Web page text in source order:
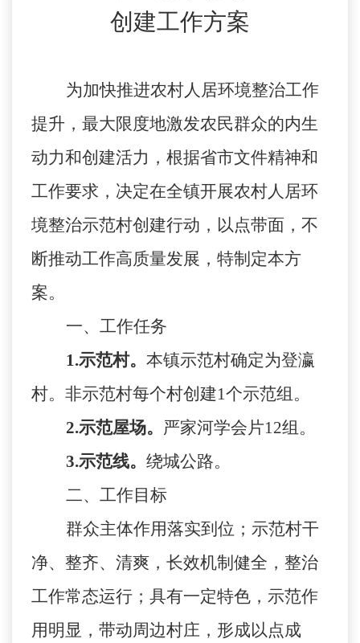
创建工作方案
为加快推进农村人居环境整治工作
提升，最大限度地激发农民群众的内生
动力和创建活力，根据省市文件精神和
工作要求，决定在全镇开展农村人居环
境整治示范村创建行动，以点带面，不
断推动工作高质量发展，特制定本方
案。
一、工作任务
1.示范村。 本镇示范村确定为登瀛
村。非示范村每个村创建1个示范组。
2.示范屋场。 严家河学会片12组 。
3.示范线。 绕城公路。
二、工作目标
群众主体作用落实到位；示范村干
净、整齐、清爽，长效机制健全，整治
工作常态运行；具有一定特色，示范作
用明显，带动周边村庄，形成以点成